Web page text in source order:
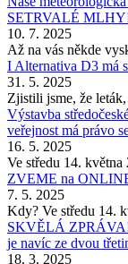
SETRVALÉ
10. 7. 2025
Až na vás někde
I Alternativa D3 má
31. 5. 2025
Zjistili jsme, že
Výstavba
veřejnost má právo
16. 5. 2025
Ve středu 14.
ZVEME na
7. 5. 2025
Kdy? Ve středu 14.
SKVĚLÁ ZPRÁVA!
je navíc ze dvou
18. 3. 2025